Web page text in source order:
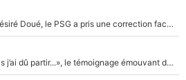
Sans Ousmane Dembélé et Désiré Doué, le PSG a pris une correction face à Majorque : Luis Enrique attend avec impatience des renforts !
F1 : « Je lui ai fait un câlin, puis j’ai dû partir...», le témoignage émouvant de Max Verstappen sur sa fille